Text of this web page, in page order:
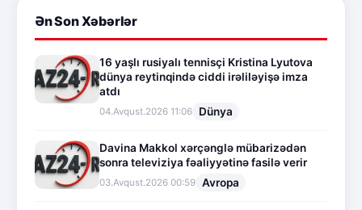
Ən Son Xəbərlər
16 yaşlı rusiyalı tennisçi Kristina Lyutova
dünya reytinqində ciddi irəliləyişə imza
atdı
04.Avqust.2026 11:06 Dünya
Davina Makkol xərçənglə mübarizədən
sonra televiziya fəaliyyətinə fasilə verir
03.Avqust.2026 00:59 Avropa